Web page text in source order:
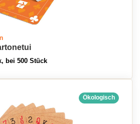
bei 500 Stück
Ökologisch